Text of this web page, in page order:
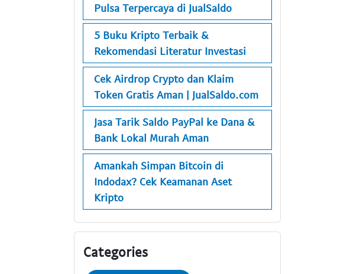
Pulsa Terpercaya di JualSaldo
5 Buku Kripto Terbaik &
Rekomendasi Literatur Investasi
Cek Airdrop Crypto dan Klaim
Token Gratis Aman | JualSaldo.com
Jasa Tarik Saldo PayPal ke Dana &
Bank Lokal Murah Aman
Amankah Simpan Bitcoin di
Indodax? Cek Keamanan Aset
Kripto
Categories